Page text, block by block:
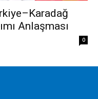
Anlaşması
0